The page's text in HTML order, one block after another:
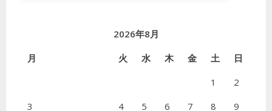
2026年8月
月
火 水 木 金 土
日
1
2
3
4 5 6 7 8
9